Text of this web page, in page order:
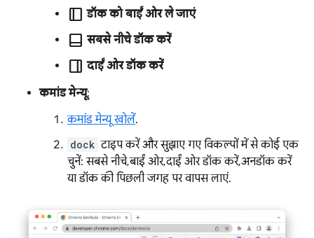
dock_to_right डॉक को बाईं ओर ले जाएं
dock_to_bottom सबसे नीचे डॉक करें
dock_to_left दाईं ओर डॉक करें
कमांड मेन्यू:
कमांड मेन्यू खोलें.
dock टाइप करें और सुझाए गए विकल्पों में से कोई एक
चुनें: सबसे नीचे, बाईं ओर, दाईं ओर डॉक करें, अनडॉक करें
या डॉक की पिछली जगह पर वापस लाएं.